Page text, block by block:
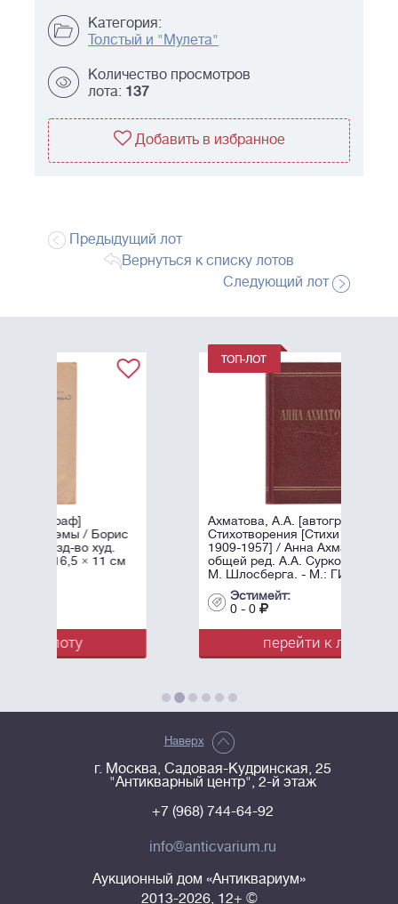
Категория:
Толстый и "Мулета"
Количество просмотров
лота: 137
Добавить в избранное
Предыдущий лот
Вернуться к списку лотов
Следующий лот
Ахматова, А.А. [автограф]
Стихотворения [Стихи разных лет
1909-1957] / Анна Ахматова, под
общей ред. А.А. Суркова; Оформл.
М. Шлосберга. - М.: ГИХЛ, ...
Наверх
г. Москва, Садовая-Кудринская, 25
"Антикварный центр", 2-й этаж
+7 (968) 744-64-92
info@anticvarium.ru
Аукционный дом «Антиквариум»
2013-2026, 12+ ©